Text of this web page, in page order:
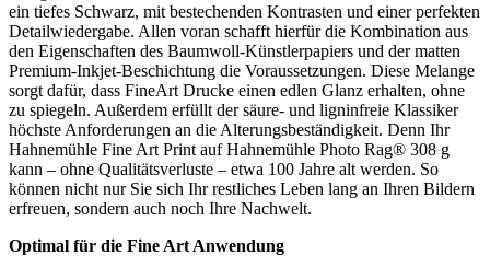
ein tiefes Schwarz, mit bestechenden Kontrasten und einer perfekten
Detailwiedergabe. Allen voran schafft hierfür die Kombination aus
den Eigenschaften des Baumwoll-Künstlerpapiers und der matten
Premium-Inkjet-Beschichtung die Voraussetzungen. Diese Melange
sorgt dafür, dass FineArt Drucke einen edlen Glanz erhalten, ohne
zu spiegeln. Außerdem erfüllt der säure- und ligninfreie Klassiker
höchste Anforderungen an die Alterungsbeständigkeit. Denn Ihr
Hahnemühle Fine Art Print auf Hahnemühle Photo Rag® 308 g
kann – ohne Qualitätsverluste – etwa 100 Jahre alt werden. So
können nicht nur Sie sich Ihr restliches Leben lang an Ihren Bildern
erfreuen, sondern auch noch Ihre Nachwelt.
Optimal für die Fine Art Anwendung